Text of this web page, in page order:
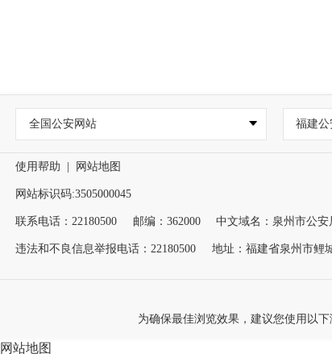
全国公安网站 福建
使用帮助 网站地图
网站标识码:3505000045
联系电话：22180500 邮编：362000 中文域名：泉州市公安
违法和不良信息举报电话：22180500 地址：福建省泉州市鲤
为确保最佳浏览效果，建议您使用以下
网站地图